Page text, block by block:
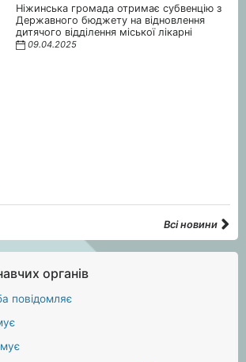
Ніжинська громада отримає субвенцію з
Державного бюджету на відновлення
дитячого відділення міської лікарні
09.04.2025
Всі новини
органів
повідомляє